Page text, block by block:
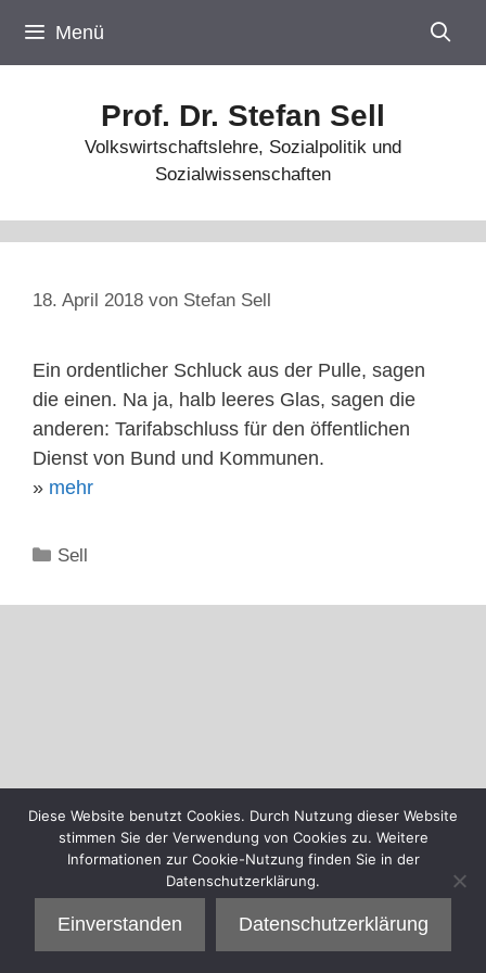
Inhalt
springen
Menü
Prof. Dr. Stefan Sell
Volkswirtschaftslehre, Sozialpolitik und
Sozialwissenschaften
18. April 2018 von Stefan Sell
Ein ordentlicher Schluck aus der Pulle, sagen
die einen. Na ja, halb leeres Glas, sagen die
anderen: Tarifabschluss für den öffentlichen
Dienst von Bund und Kommunen.
» mehr
Kategorien
Sell
Diese Website benutzt Cookies. Durch Nutzung dieser Website
stimmen Sie der Verwendung von Cookies zu. Weitere
Informationen zur Cookie-Nutzung finden Sie in der
Datenschutzerklärung.
Einverstanden Datenschutzerklärung